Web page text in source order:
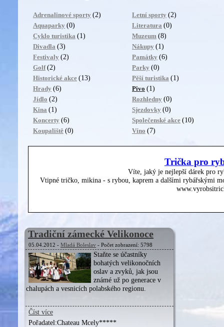
Adrenalinové sporty (2)
Aquaparky (0)
Cyklo turistika (1)
Divadla (3)
Festivaly (2)
Golf (2)
Historické akce (13)
Hrady (6)
Jídlo (2)
Kina (1)
Koncerty (6)
Koupaliště (0)
Letní sporty (2)
Literatura (0)
Muzeum (8)
Nákupy (1)
Památky (6)
Parky (0)
Pěší turistika (1)
Pivo (1)
Rozhledny (0)
Sjezdovky (0)
Společenské akce (10)
Víno (7)
Trička pro
Víte, jaký je nejlepší dárek pro
Vtipné tričko, mikina - s rybou, kaprem a dalšími rybářskými
Tradiční zámecké Velikonoce
05.04.2012 - Mladá Boleslav - Počet zobrazení: 5798
Staňte se účastníky
bohatých velikonočních
oslav a zvyků, jak jsou
známé už po generace v
chalupách a vesnicích polabského regionu.
Číst více
Pořadatel:Chateau Mcely*****